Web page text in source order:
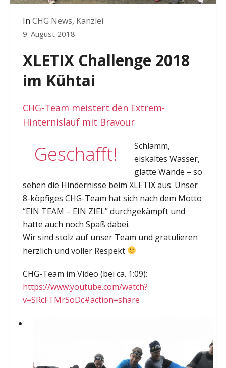
In CHG News, Kanzlei
9. August 2018
XLETIX Challenge 2018
im Kühtai
CHG-Team meistert den Extrem-
Hinternislauf mit Bravour
Geschafft!
Schlamm,
eiskaltes Wasser,
glatte Wände – so
sehen die Hindernisse beim XLETIX aus. Unser
8-köpfiges CHG-Team hat sich nach dem Motto
“EIN TEAM – EIN ZIEL” durchgekämpft und
hatte auch noch Spaß dabei.
Wir sind stolz auf unser Team und gratulieren
herzlich und voller Respekt
CHG-Team im Video (bei ca. 1:09):
https://www.youtube.com/watch?
v=SRcFTMr5oDc#action=share